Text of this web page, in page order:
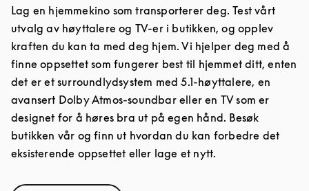
Lag en hjemmekino som transporterer deg. Test vårt
utvalg av høyttalere og TV-er i butikken, og opplev
kraften du kan ta med deg hjem. Vi hjelper deg med å
finne oppsettet som fungerer best til hjemmet ditt, enten
det er et surroundlydsystem med 5.1-høyttalere, en
avansert Dolby Atmos-soundbar eller en TV som er
designet for å høres bra ut på egen hånd. Besøk
butikken vår og finn ut hvordan du kan forbedre det
eksisterende oppsettet eller lage et nytt.